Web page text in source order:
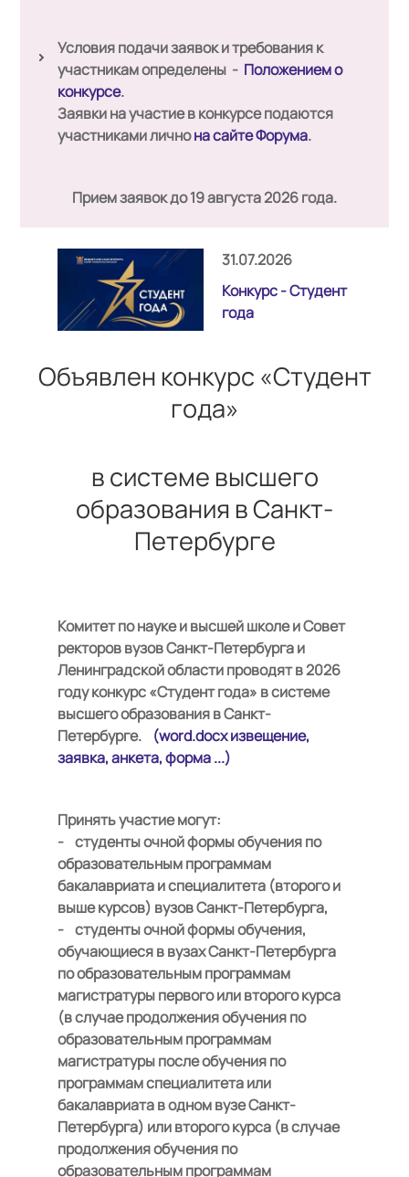
Условия подачи заявок и требования к
участникам определены - Положением о
конкурсе.
Заявки на участие в конкурсе подаются
участниками личнона сайте Форума.
Прием заявок до 19 августа 2026 года.
31.07.2026
Конкурс - Студент
года
Объявлен конкурс «Студент
года»
в системе высшего
образования в Санкт-
Петербурге
Комитет по науке и высшей школе и Совет
ректоров вузов Санкт-Петербурга и
Ленинградской области проводят в 2026
году конкурс «Студент года» в системе
высшего образования в Санкт-
Петербурге. (word.docx извещение,
заявка, анкета, форма ...)
Принять участие могут:
- студенты очной формы обучения по
образовательным программам
бакалавриата и специалитета (второго и
выше курсов) вузов Санкт-Петербурга,
- студенты очной формы обучения,
обучающиеся в вузах Санкт-Петербурга
по образовательным программам
магистратуры первого или второго курса
(в случае продолжения обучения по
образовательным программам
магистратуры после обучения по
программам специалитета или
бакалавриата в одном вузе Санкт-
Петербурга) или второго курса (в случае
продолжения обучения по
образовательным программам